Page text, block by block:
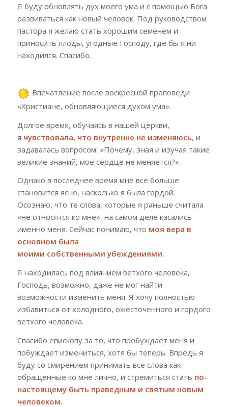
Я буду обновлять дух моего ума и с помощью Бога
развиваться как новый человек. Под руководством
пастора я желаю стать хорошим семенем и
приносить плоды, угодные Господу, где бы я ни
находился. Спасибо.
Впечатление после воскресной проповеди
«Христиане, обновляющиеся духом ума».
Долгое время, обучаясь в нашей церкви,
я чувствовала, что внутренне не изменяюсь, и
задавалась вопросом: «Почему, зная и изучая такие
великие знаний, мое сердце не меняется?».
Однако в последнее время мне все больше
становится ясно, насколько я была гордой.
Осознаю, что те слова, которые я раньше считала
«не относятся ко мне», на самом деле касались
именно меня. Сейчас понимаю, что моя вера в
основном была
моими собственными убеждениями.
Я находилась под влиянием ветхого человека,
Господь, возможно, даже не мог найти
возможности изменить меня. Я хочу полностью
избавиться от холодного, ожесточенного и гордого
ветхого человека.
Спасибо епископу за то, что пробуждает меня и
побуждает измениться, хотя бы теперь. Впредь я
буду со смирением принимать все слова как
обращенные ко мне лично, и стремиться стать по-
настоящему быть праведным и святым новым
человеком.